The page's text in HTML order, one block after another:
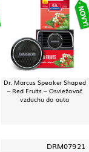
Dr. Marcus Speaker Shaped
– Red Fruits – Osviežovač
vzduchu do auta
DRM07921